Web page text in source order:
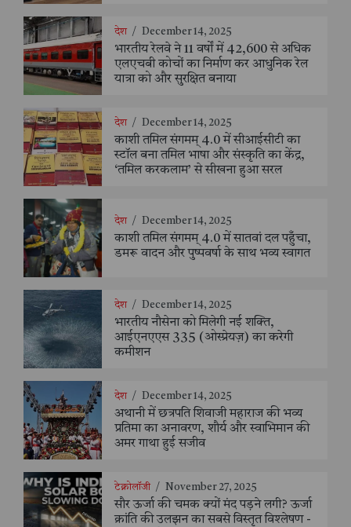
देश / December 14, 2025
भारतीय रेलवे ने 11 वर्षों में 42,600 से अधिक
एलएचबी कोचों का निर्माण कर आधुनिक रेल
यात्रा को और सुरक्षित बनाया
देश / December 14, 2025
काशी तमिल संगमम् 4.0 में सीआईसीटी का
स्टॉल बना तमिल भाषा और संस्कृति का केंद्र,
‘तमिल करकलाम’ से सीखना हुआ सरल
देश / December 14, 2025
काशी तमिल संगमम् 4.0 में सातवां दल पहुँचा,
डमरू वादन और पुष्पवर्षा के साथ भव्य स्वागत
देश / December 14, 2025
भारतीय नौसेना को मिलेगी नई शक्ति,
आईएनएएस 335 (ओस्प्रेयज़) का करेगी
कमीशन
देश / December 14, 2025
अथानी में छत्रपति शिवाजी महाराज की भव्य
प्रतिमा का अनावरण, शौर्य और स्वाभिमान की
अमर गाथा हुई सजीव
टेक्नोलॉजी / November 27, 2025
सौर ऊर्जा की चमक क्यों मंद पड़ने लगी? ऊर्जा
क्रांति की उलझन का सबसे विस्तृत विश्लेषण -